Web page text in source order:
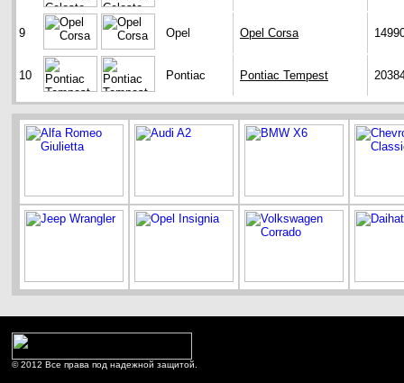
9 Opel Opel Corsa
10 Pontiac Pontiac Tempest
© 2012 Все права под надежной защитой.